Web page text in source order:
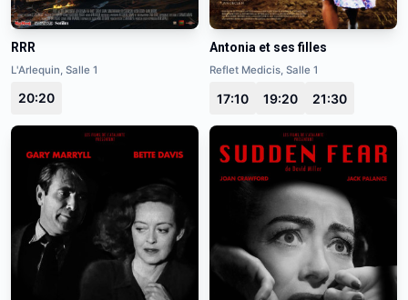
RRR
L'Arlequin, Salle 1
20:20
Antonia et ses filles
Reflet Medicis, Salle 1
17:10 19:20 21:30